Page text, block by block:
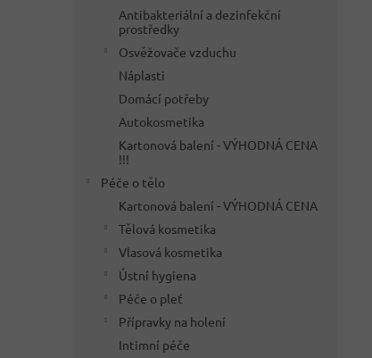
Antibakteriální a dezinfekční
prostředky
Osvěžovače vzduchu
Náplasti
Domácí potřeby
Autokosmetika
Kartonová balení - VÝHODNÁ CENA
!!!
Péče o tělo
Kartonová balení - VÝHODNÁ CENA
Tělová kosmetika
Vlasová kosmetika
Ústní hygiena
Péče o pleť
Přípravky na holení
Intimní péče